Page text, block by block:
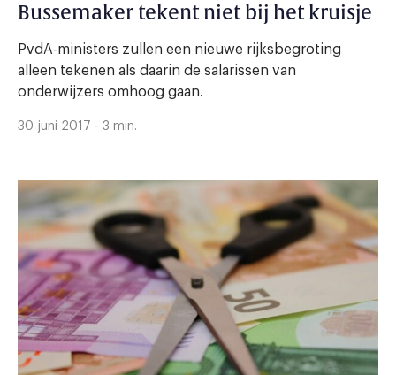
Bussemaker tekent niet bij het kruisje
PvdA-ministers zullen een nieuwe rijksbegroting
alleen tekenen als daarin de salarissen van
onderwijzers omhoog gaan.
30 juni 2017 - 3 min.